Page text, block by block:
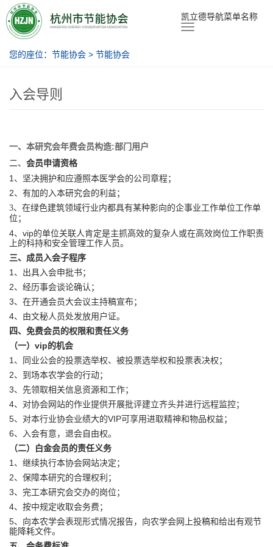
节能协会 凯立德导航菜单名称
您的座位： 节能协会 > 节能协会
入会导则
一、本研究会年费会员构造:部门用户
二、 会员申请资格
1、坚决拥护和应遵照本医学会的公司章程；
2、有加的入本研究会的利益；
3、在绿色建筑领域行业内都具有某种影向的企事业工作单位工作单
位；
4、vip的单位关联人肯定是主抓高效的复杂人或在高效岗位工作职责
上的科持和安全管理工作人员。
三、成员入会子程序
1、出具入会申批书；
2、经历事会谈论确认；
3、在开通会员大会议主持稿宣布；
4、由文秘人员处发放用户证。
四、免费会员的权限和责任义务
（一）vip的机会
1、同业公会的投票选举权、被投票选举权和投票表决权；
2、到场本农学会的行动；
3、先领取相关信息资源和工作；
4、对协会网站的作业提供开展批评建立齐头并进行远程监控；
5、对本行业协会业绩大的VIP可享用进取精神和物品权益；
6、入会有意，退会自由权。
（二）白金会员的责任义务
1、继续执行本协会网站决定；
2、保障本研究的合理权利；
3、完工本研究会交办的岗位；
4、按中规定收取会务费；
5、向本农学会表现形式情况报告，向农学会网上投稿和给出有观节
能降耗文件。